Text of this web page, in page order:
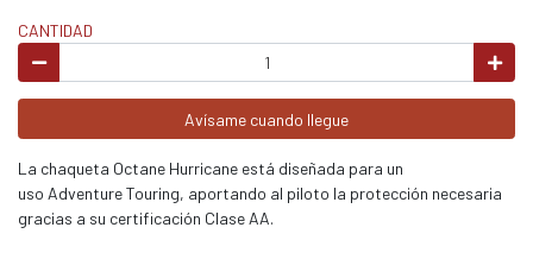
CANTIDAD
Avísame cuando llegue
La chaqueta Octane Hurricane está diseñada para un
uso Adventure Touring, aportando al piloto la protección necesaria
gracias a su certificación Clase AA.